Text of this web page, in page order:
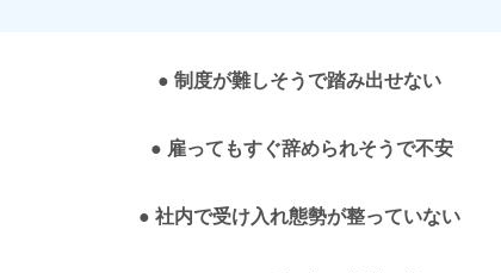
● 制度が難しそうで踏み出せない
● 雇ってもすぐ辞められそうで不安
● 社内で受け入れ態勢が整っていない